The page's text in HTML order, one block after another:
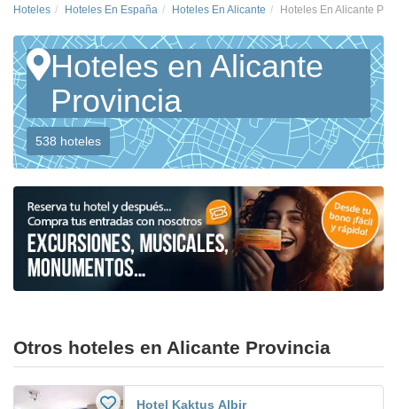
Hoteles Hoteles En España Hoteles En Alicante Hoteles En Alicante
Hoteles en Alicante
Provincia
538 hoteles
Otros hoteles en Alicante Provincia
Hotel Kaktus Albir